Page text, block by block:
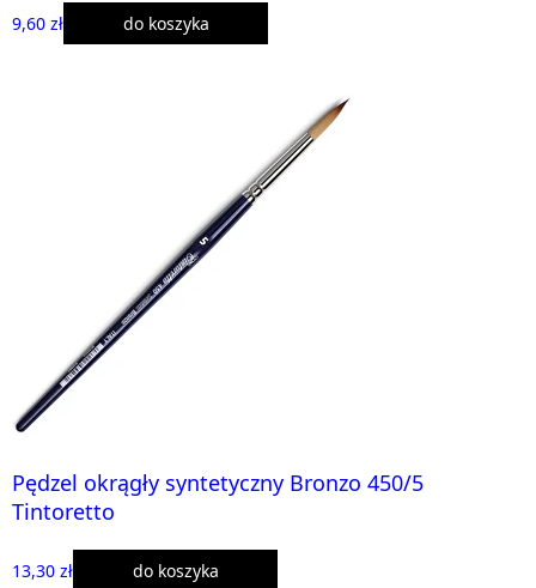
9,60 zł do koszyka
Pędzel okrągły syntetyczny Bronzo 450/5
Tintoretto
13,30 zł do koszyka